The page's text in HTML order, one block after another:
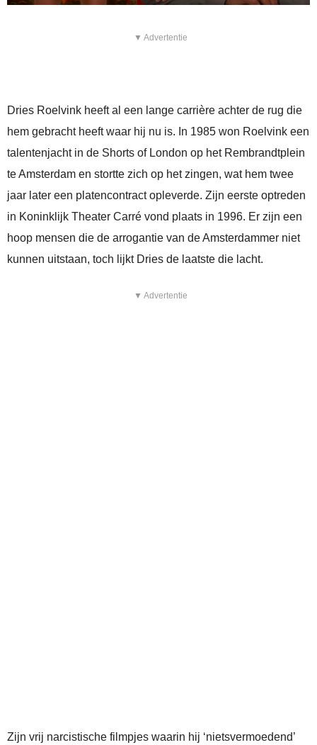
▼ Advertentie
Dries Roelvink heeft al een lange carrière achter de rug die
hem gebracht heeft waar hij nu is. In 1985 won Roelvink een
talentenjacht in de Shorts of London op het Rembrandtplein
te Amsterdam en stortte zich op het zingen, wat hem twee
jaar later een platencontract opleverde. Zijn eerste optreden
in Koninklijk Theater Carré vond plaats in 1996. Er zijn een
hoop mensen die de arrogantie van de Amsterdammer niet
kunnen uitstaan, toch lijkt Dries de laatste die lacht.
▼ Advertentie
Zijn vrij narcistische filmpjes waarin hij ‘nietsvermoedend’